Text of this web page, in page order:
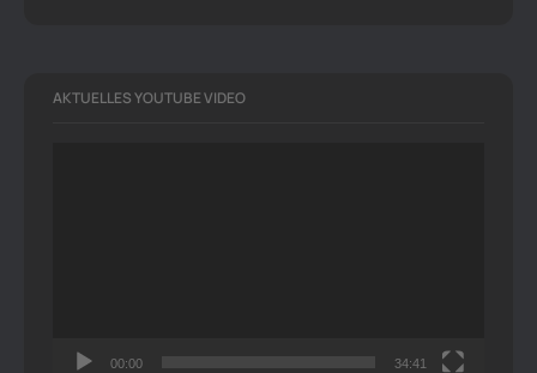
AKTUELLES YOUTUBE VIDEO
00:00 34:41